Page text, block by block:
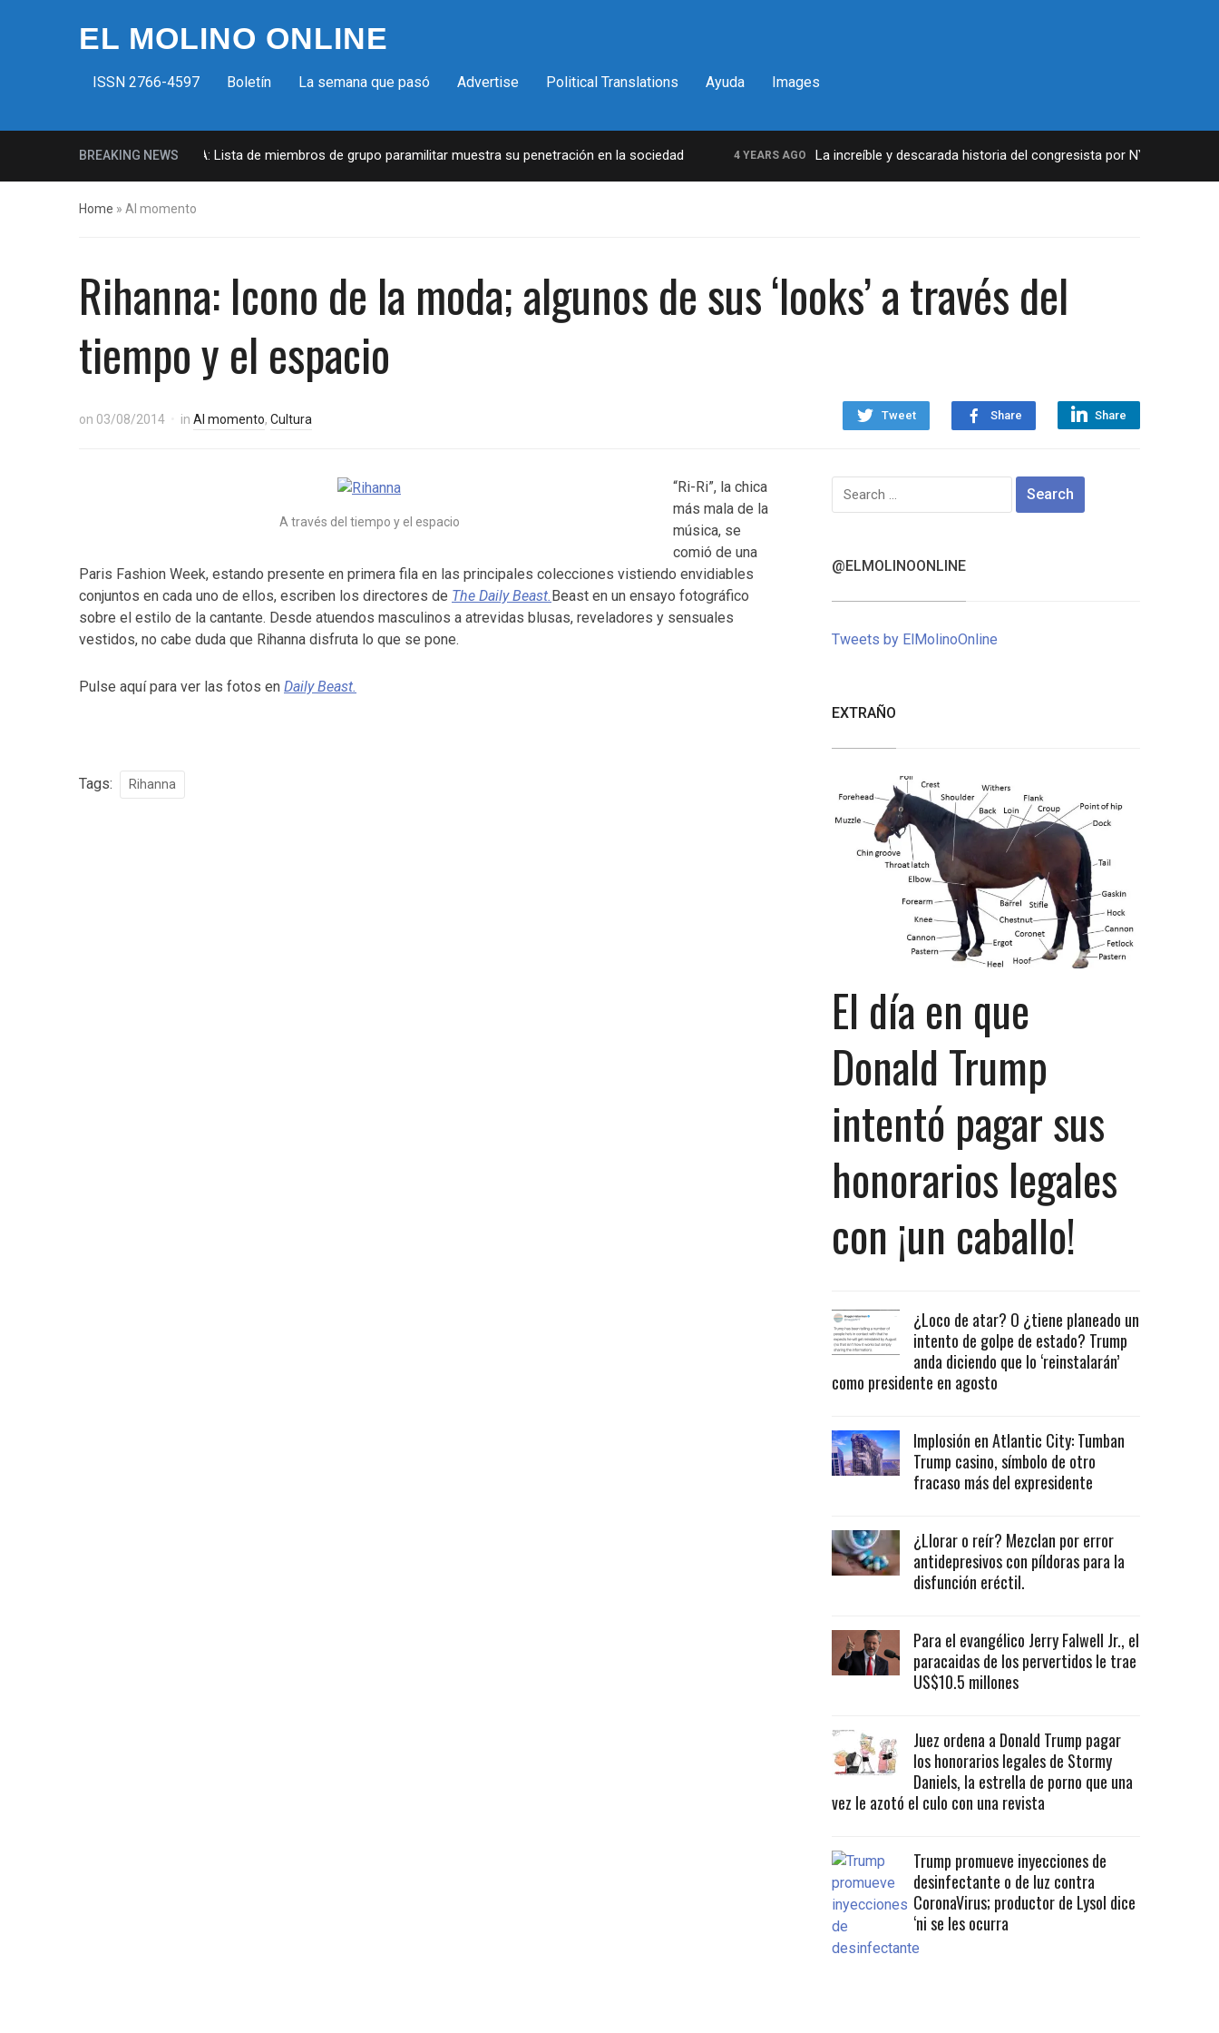
EL MOLINO ONLINE
ISSN 2766-4597 Boletín La semana que pasó Advertise Political Translations Ayuda Images
BREAKING NEWS
Milicias fascistas en EUA: Lista de miembros de grupo paramilitar muestra su penetración en la sociedad 4 YEARS AGO La increíble y descarada historia del congresista por NY George Santos
Home » Al momento
Rihanna: Icono de la moda; algunos de sus ‘looks’ a través del
tiempo y el espacio
Tweet Share Share
on 03/08/2014 in Al momento, Cultura
A través del tiempo y el espacio
“Ri-Ri”, la chica
más mala de la
música, se
comió de una
Paris Fashion Week, estando presente en primera fila en las principales colecciones vistiendo envidiables
conjuntos en cada uno de ellos, escriben los directores de The Daily Beast.Beast en un ensayo fotográfico
sobre el estilo de la cantante. Desde atuendos masculinos a atrevidas blusas, reveladores y sensuales
vestidos, no cabe duda que Rihanna disfruta lo que se pone.
Pulse aquí para ver las fotos en Daily Beast.
Tags: Rihanna
Search
for:
@ELMOLINOONLINE
Tweets by ElMolinoOnline
EXTRAÑO
El día en que
Donald Trump
intentó pagar sus
honorarios legales
con ¡un caballo!
¿Loco de atar? O ¿tiene planeado un
intento de golpe de estado? Trump
anda diciendo que lo ‘reinstalarán’
como presidente en agosto
Implosión en Atlantic City: Tumban
Trump casino, símbolo de otro
fracaso más del expresidente
¿Llorar o reír? Mezclan por error
antidepresivos con píldoras para la
disfunción eréctil.
Para el evangélico Jerry Falwell Jr., el
paracaidas de los pervertidos le trae
US$10.5 millones
Juez ordena a Donald Trump pagar
los honorarios legales de Stormy
Daniels, la estrella de porno que una
vez le azotó el culo con una revista
Trump promueve inyecciones de
desinfectante o de luz contra
CoronaVirus; productor de Lysol dice
‘ni se les ocurra